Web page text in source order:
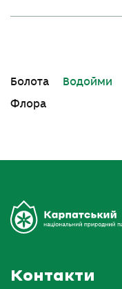
Болота Водойми
Флора
Контакти